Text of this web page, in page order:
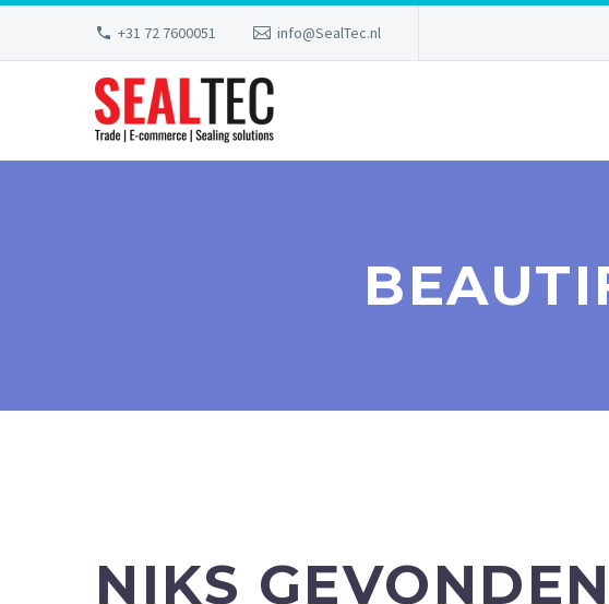
+31 72 7600051 info@SealTec.nl
NIKS GEVONDEN